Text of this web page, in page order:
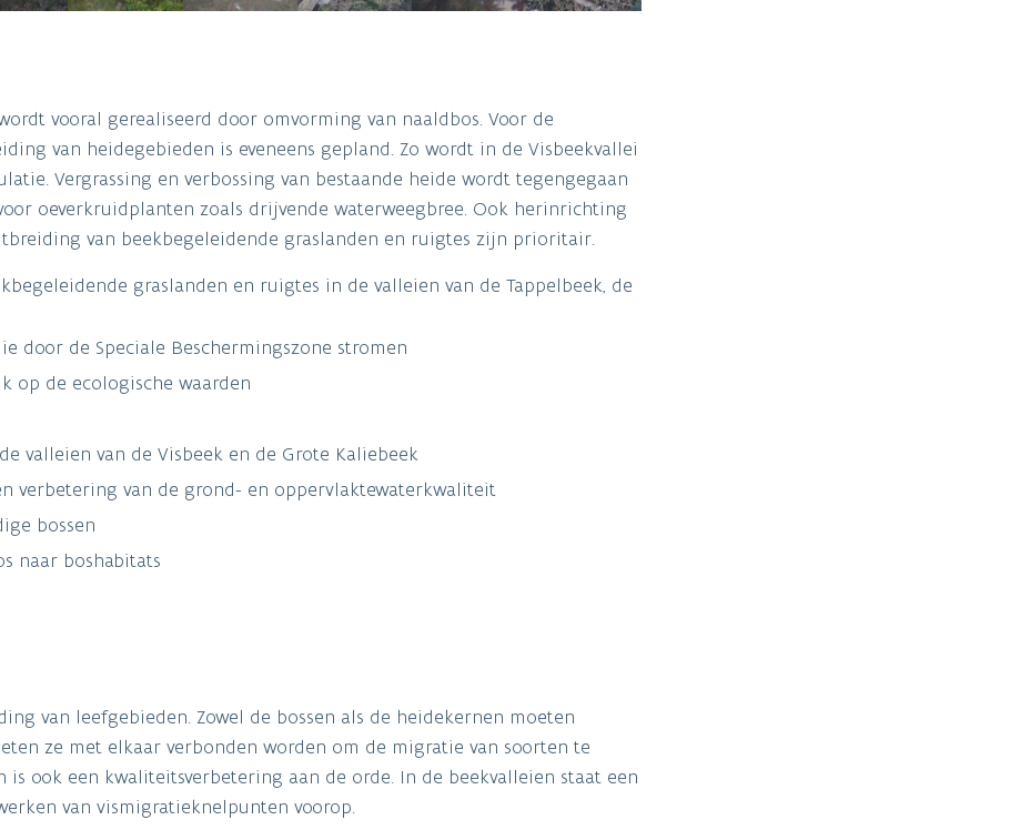
vooral gerealiseerd door omvorming van naaldbos. Voor de
van heidegebieden is eveneens gepland. Zo wordt in de Visbeekvallei
Vergrassing en verbossing van bestaande heide wordt tegengegaan
oeverkruidplanten zoals drijvende waterweegbree. Ook herinrichting
van beekbegeleidende graslanden en ruigtes zijn prioritair.
graslanden en ruigtes in de valleien van de Tappelbeek, de
door de Speciale Beschermingszone stromen
op de ecologische waarden
valleien van de Visbeek en de Grote Kaliebeek
verbetering van de grond- en oppervlaktewaterkwaliteit
bossen
naar boshabitats
van leefgebieden. Zowel de bossen als de heidekernen moeten
ze met elkaar verbonden worden om de migratie van soorten te
is ook een kwaliteitsverbetering aan de orde. In de beekvalleien staat een
van vismigratieknelpunten voorop.